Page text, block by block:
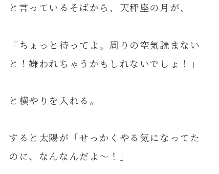
と言っているそばから、天秤座の月が、
「ちょっと待ってよ。周りの空気読まない
と！嫌われちゃうかもしれないでしょ！」
と横やりを入れる。
すると太陽が「せっかくやる気になってた
のに、なんなんだよ～！」